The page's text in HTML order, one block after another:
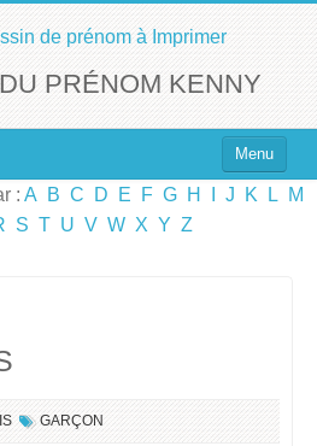
de prénom à Imprimer
PRÉNOM KENNY
Menu
: A B C D E F G H J K L
M
S T U V W X Y Z
GARÇON